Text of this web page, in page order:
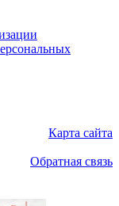
Карта сайта
Обратная связь